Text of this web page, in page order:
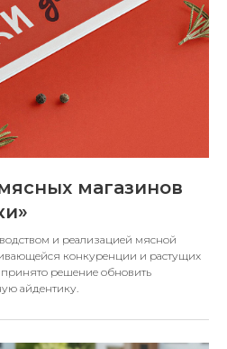
магазинов
и реализацией мясной
конкуренции и растущих
решение обновить
айдентику.